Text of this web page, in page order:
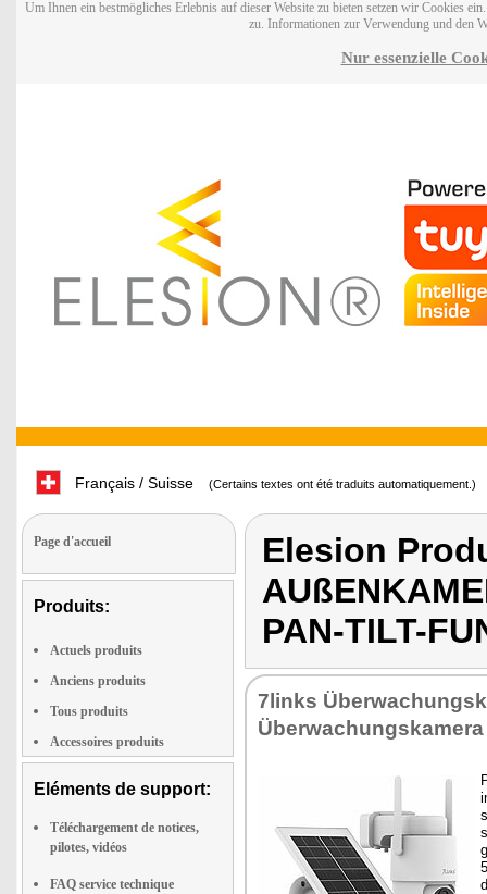
Um Ihnen ein bestmögliches Erlebnis auf dieser Website zu bieten setzen wir Cookies
zu. Informationen zur Verwendung und den
Nur essenzielle
Français / Suisse (Certains textes ont été traduits automatiquement.)
Page d'accueil
Produits:
Actuels produits
Anciens produits
Tous produits
Accessoires produits
Eléments de support:
Téléchargement de notices,
pilotes, vidéos
FAQ service technique
Elesion
PAN-TILT-
7links
Überwachungskamera